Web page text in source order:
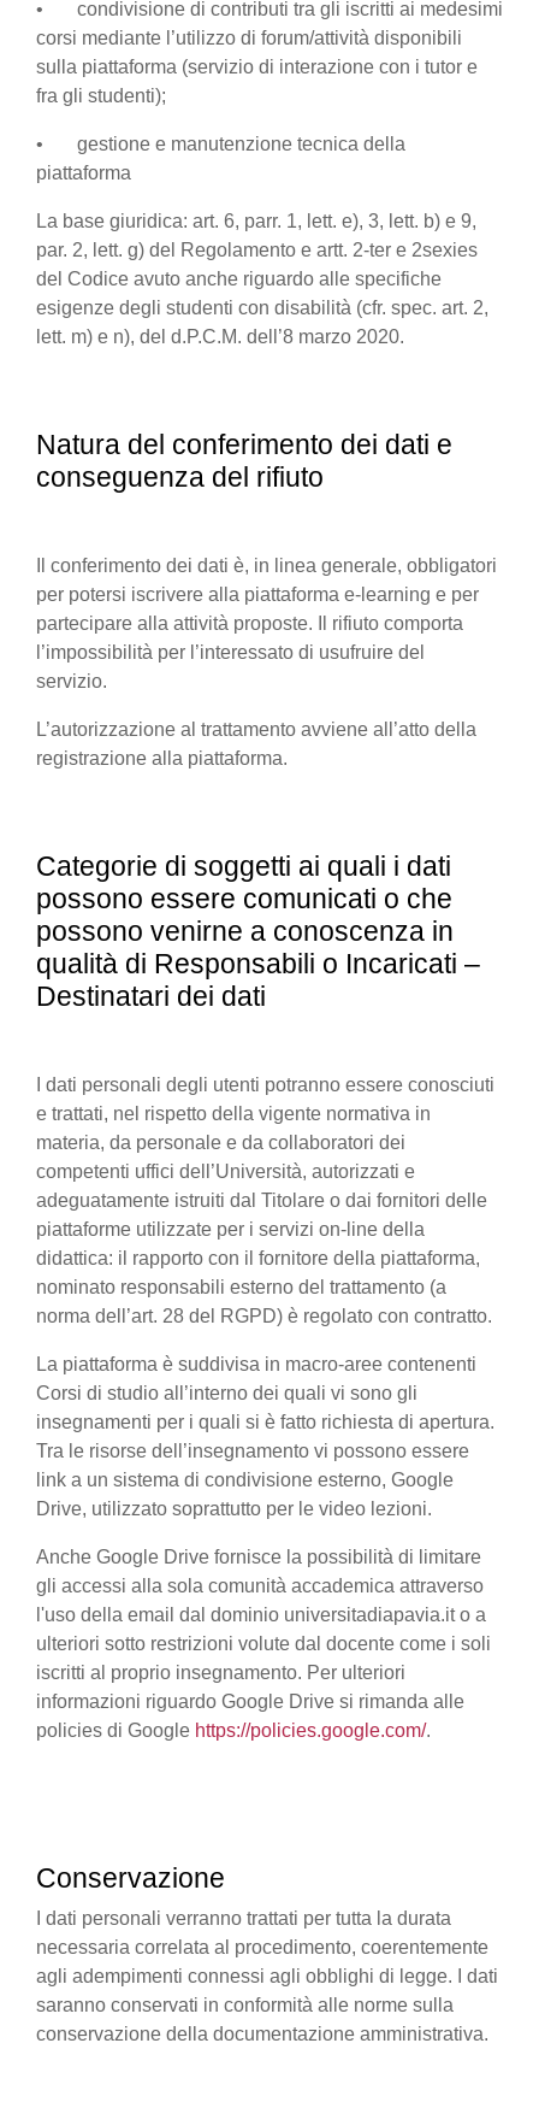
• condivisione di contributi tra gli iscritti ai medesimi
corsi mediante l’utilizzo di forum/attività disponibili
sulla piattaforma (servizio di interazione con i tutor e
fra gli studenti);
• gestione e manutenzione tecnica della
piattaforma
La base giuridica: art. 6, parr. 1, lett. e), 3, lett. b) e 9,
par. 2, lett. g) del Regolamento e artt. 2-ter e 2sexies
del Codice avuto anche riguardo alle specifiche
esigenze degli studenti con disabilità (cfr. spec. art. 2,
lett. m) e n), del d.P.C.M. dell’8 marzo 2020.
Natura del conferimento dei dati e
conseguenza del rifiuto
Il conferimento dei dati è, in linea generale, obbligatori
per potersi iscrivere alla piattaforma e-learning e per
partecipare alla attività proposte. Il rifiuto comporta
l’impossibilità per l’interessato di usufruire del
servizio.
L’autorizzazione al trattamento avviene all’atto della
registrazione alla piattaforma.
Categorie di soggetti ai quali i dati
possono essere comunicati o che
possono venirne a conoscenza in
qualità di Responsabili o Incaricati –
Destinatari dei dati
I dati personali degli utenti potranno essere conosciuti
e trattati, nel rispetto della vigente normativa in
materia, da personale e da collaboratori dei
competenti uffici dell’Università, autorizzati e
adeguatamente istruiti dal Titolare o dai fornitori delle
piattaforme utilizzate per i servizi on-line della
didattica: il rapporto con il fornitore della piattaforma,
nominato responsabili esterno del trattamento (a
norma dell’art. 28 del RGPD) è regolato con contratto.
La piattaforma è suddivisa in macro-aree contenenti
Corsi di studio all’interno dei quali vi sono gli
insegnamenti per i quali si è fatto richiesta di apertura.
Tra le risorse dell’insegnamento vi possono essere
link a un sistema di condivisione esterno, Google
Drive, utilizzato soprattutto per le video lezioni.
Anche Google Drive fornisce la possibilità di limitare
gli accessi alla sola comunità accademica attraverso
l'uso della email dal dominio universitadiapavia.it o a
ulteriori sotto restrizioni volute dal docente come i soli
iscritti al proprio insegnamento. Per ulteriori
informazioni riguardo Google Drive si rimanda alle
policies di Google https://policies.google.com/.
Conservazione
I dati personali verranno trattati per tutta la durata
necessaria correlata al procedimento, coerentemente
agli adempimenti connessi agli obblighi di legge. I dati
saranno conservati in conformità alle norme sulla
conservazione della documentazione amministrativa.